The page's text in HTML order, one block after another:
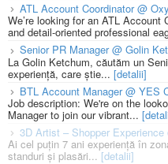
ATL Account Coordinator @
We’re looking for an ATL Account
and detail-oriented professional
Senior PR Manager @ Golin
La Golin Ketchum, căutăm un
experiență, care știe... [detalii]
BTL Account Manager @ YES
Job description: We're on the
Manager to join our vibrant...
3D Artist – Shopper Experience
Ai cel puțin 7 ani experiență în
standuri și plasări...[detalii]